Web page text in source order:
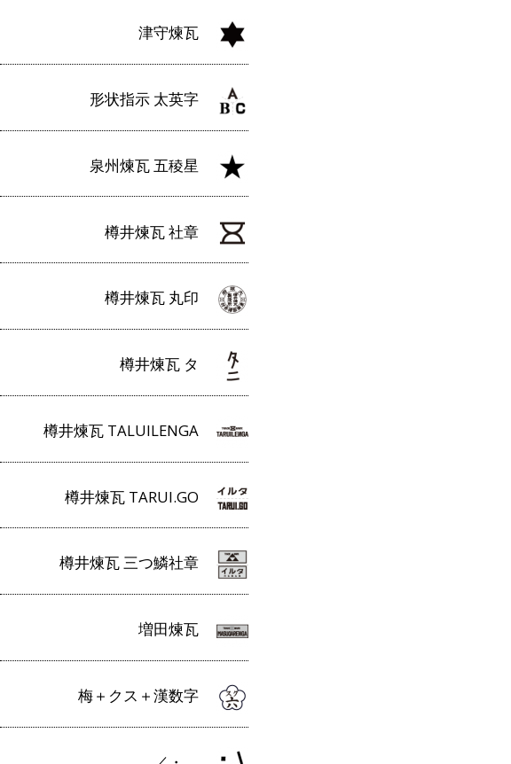
津守煉瓦
形状指示 太英字
泉州煉瓦 五稜星
樽井煉瓦 社章
樽井煉瓦 丸印
樽井煉瓦 タ
樽井煉瓦 TALUILENGA
樽井煉瓦 TARUI.GO
樽井煉瓦 三つ鱗社章
増田煉瓦
梅＋クス＋漢数字